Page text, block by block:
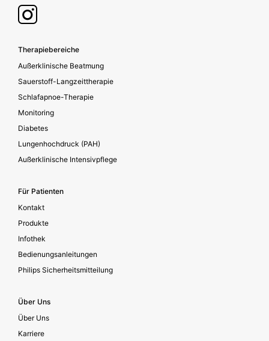
Footer secondary
Therapiebereiche
Außerklinische Beatmung
Sauerstoff-Langzeittherapie
Schlafapnoe-Therapie
Monitoring
Diabetes
Lungenhochdruck (PAH)
Außerklinische Intensivpflege
Für Patienten
Kontakt
Produkte
Infothek
Bedienungsanleitungen
Philips Sicherheitsmitteilung
Über Uns
Über Uns
Karriere